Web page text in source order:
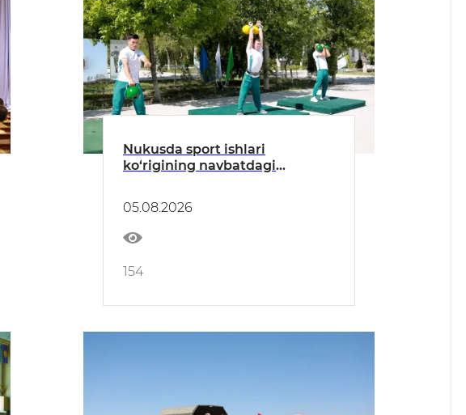
Nukusda sport ishlari
ko‘rigining navbatdagi
05.08.2026
154